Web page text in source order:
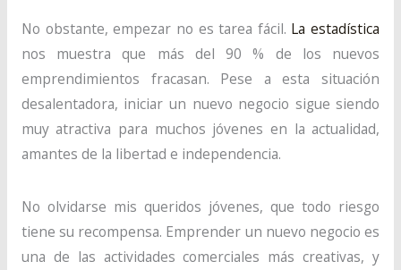
No obstante, empezar no es tarea fácil. La estadística
nos muestra que más del 90 % de los nuevos
emprendimientos fracasan. Pese a esta situación
desalentadora, iniciar un nuevo negocio sigue siendo
muy atractiva para muchos jóvenes en la actualidad,
amantes de la libertad e independencia.
No olvidarse mis queridos jóvenes, que todo riesgo
tiene su recompensa. Emprender un nuevo negocio es
una de las actividades comerciales más creativas, y